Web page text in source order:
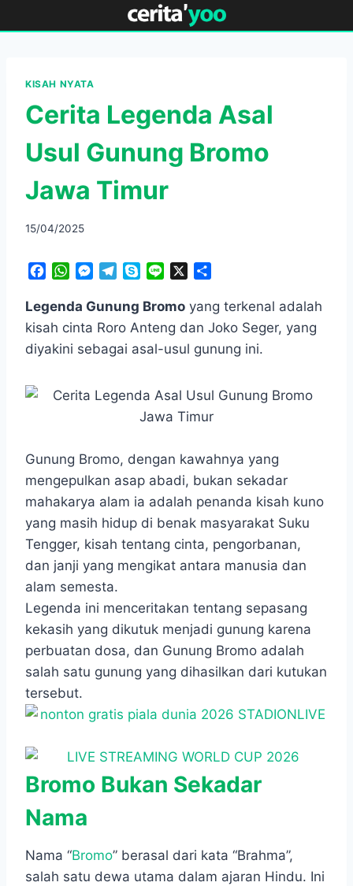
to
KISAH NYATA
Cerita Legenda Asal
Usul Gunung Bromo
Jawa Timur
15/04/2025
c
e
b
o
W
a
t
s
A
p
M
s
s
e
n
e
l
e
r
m
y
p
n
e
a
r
Legenda Gunung Bromo yang terkenal adalah
kisah cinta Roro Anteng dan Joko Seger, yang
diyakini sebagai asal-usul gunung ini.
Gunung Bromo, dengan kawahnya yang
mengepulkan asap abadi, bukan sekadar
mahakarya alam ia adalah penanda kisah kuno
yang masih hidup di benak masyarakat Suku
Tengger, kisah tentang cinta, pengorbanan,
dan janji yang mengikat antara manusia dan
alam semesta.
Legenda ini menceritakan tentang sepasang
kekasih yang dikutuk menjadi gunung karena
perbuatan dosa, dan Gunung Bromo adalah
salah satu gunung yang dihasilkan dari kutukan
tersebut.
Bromo Bukan Sekadar
Nama
Nama “Bromo” berasal dari kata “Brahma”,
salah satu dewa utama dalam ajaran Hindu. Ini